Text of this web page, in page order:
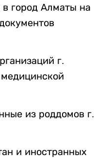
город Алматы на
г.
из роддомов г.
и иностранных